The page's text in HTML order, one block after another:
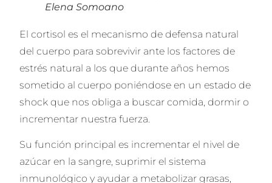
Elena Somoano
El cortisol es el mecanismo de defensa natural
del cuerpo para sobrevivir ante los factores de
estrés natural a los que durante años hemos
sometido al cuerpo poniéndose en un estado de
shock que nos obliga a buscar comida, dormir o
incrementar nuestra fuerza.
Su función principal es incrementar el nivel de
azúcar en la sangre, suprimir el sistema
inmunológico y ayudar a metabolizar grasas,